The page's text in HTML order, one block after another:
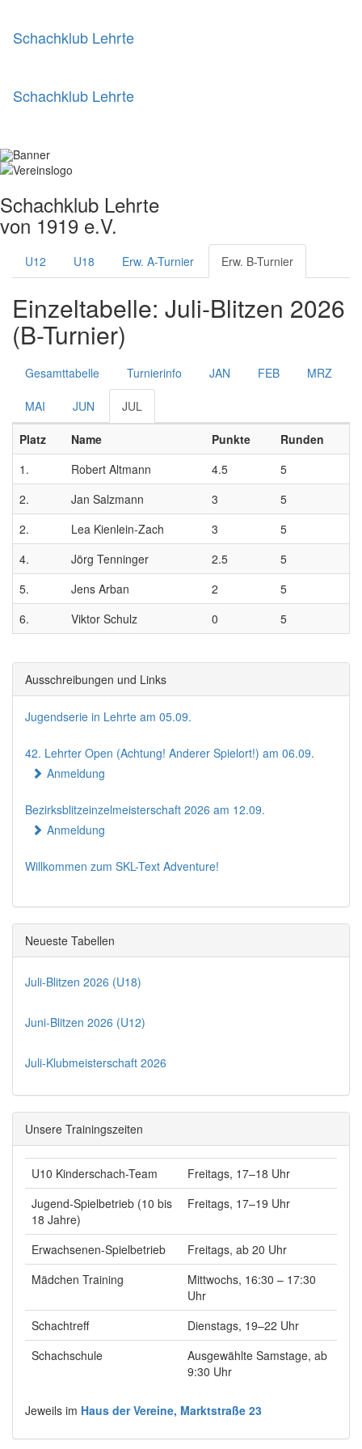
Schachklub Lehrte
Schachklub Lehrte
Schachklub Lehrte
von 1919 e.V.
U12 U18 Erw. A-Turnier Erw. B-Turnier
Einzeltabelle: Juli-Blitzen 2026
(B-Turnier)
Gesamttabelle Turnierinfo JAN FEB MRZ
MAI JUN JUL
Platz Name Punkte
Runden
1.
Robert Altmann 4.5
5
2.
Jan Salzmann 3
5
2.
Lea Kienlein-Zach 3
5
4.
Jörg Tenninger 2.5
5
5.
Jens Arban 2
5
6.
Viktor Schulz 0 5
Ausschreibungen und Links
Jugendserie in Lehrte am 05.09.
42. Lehrter Open (Achtung! Anderer Spielort!) am 06.09.
Anmeldung
Bezirksblitzeinzelmeisterschaft 2026 am 12.09.
Anmeldung
Willkommen zum SKL-Text Adventure!
Neueste Tabellen
Juli-Blitzen 2026 (U18)
Juni-Blitzen 2026 (U12)
Juli-Klubmeisterschaft 2026
Unsere Trainingszeiten
U10 Kinderschach-Team
Freitags, 17–18 Uhr
Jugend-Spielbetrieb (10 bis
18 Jahre)
Freitags, 17–19 Uhr
Erwachsenen-Spielbetrieb
Freitags, ab 20 Uhr
Mädchen Training
Mittwochs, 16:30 – 17:30
Uhr
Schachtreff
Dienstags, 19–22 Uhr
Schachschule
Ausgewählte Samstage, ab
9:30 Uhr
Jeweils im Haus der Vereine, Marktstraße 23